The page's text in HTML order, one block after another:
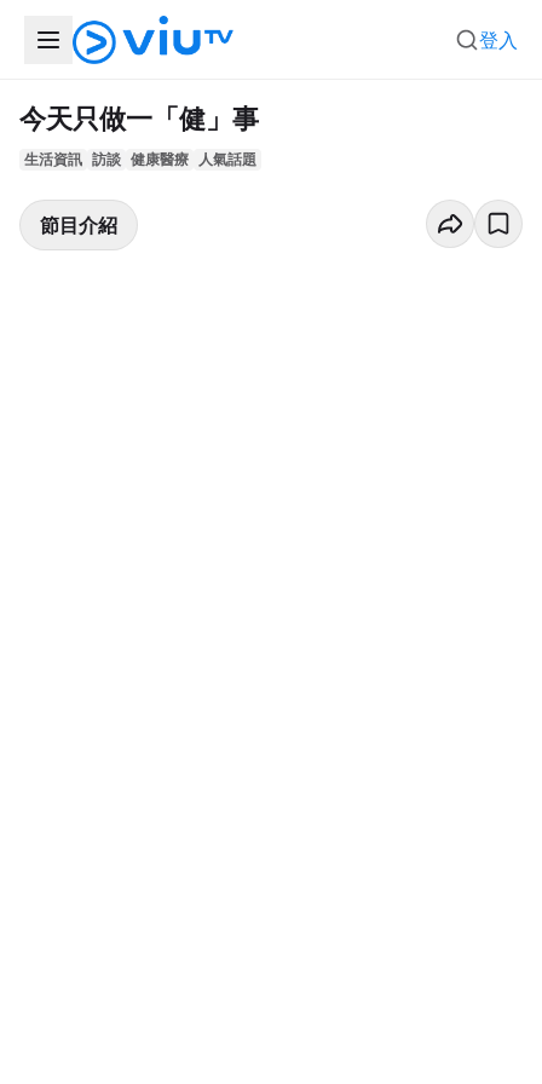
登入
今天只做一「健」事
生活資訊 訪談 健康醫療 人氣話題
節目介紹